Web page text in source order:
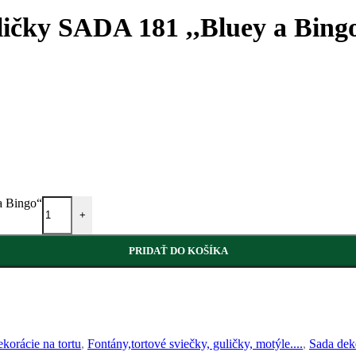
SADA 181 ,,Bluey a
Bingo“
+
PRIDAŤ DO KOŠÍKA
na tortu, Fontány,tortové sviečky, guličky, motýle...., Sada